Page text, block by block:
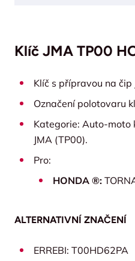
Klíč JMA TP00
Klíč s přípravou na čip
Označení polotovaru
Kategorie: Auto-moto
JMA (TP00).
Pro:
HONDA ®:
ALTERNATIVNÍ ZNAČENÍ
ERREBI: T00HD62PA